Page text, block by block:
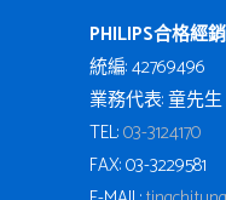
PHILIPS合格經
統編: 42769496
業務代表: 童先生
TEL:03-3124170
FAX: 03-3229581